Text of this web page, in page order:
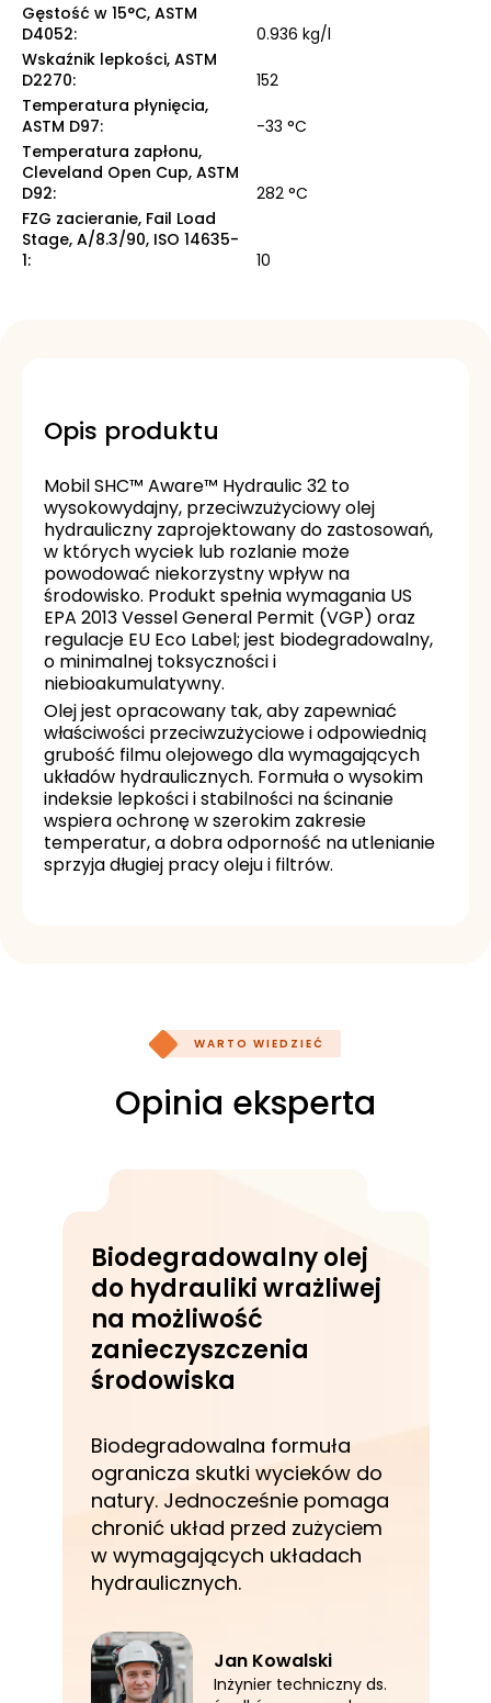
Gęstość w 15°C, ASTM
D4052:
0.936 kg/l
Wskaźnik lepkości, ASTM
D2270:
152
Temperatura płynięcia,
ASTM D97:
-33 °C
Temperatura zapłonu,
Cleveland Open Cup, ASTM
D92:
282 °C
FZG zacieranie, Fail Load
Stage, A/8.3/90, ISO 14635-
1: 10
Opis produktu
Mobil SHC™ Aware™ Hydraulic 32 to
wysokowydajny, przeciwzużyciowy olej
hydrauliczny zaprojektowany do zastosowań,
w których wyciek lub rozlanie może
powodować niekorzystny wpływ na
środowisko. Produkt spełnia wymagania US
EPA 2013 Vessel General Permit (VGP) oraz
regulacje EU Eco Label; jest biodegradowalny,
o minimalnej toksyczności i
niebioakumulatywny.
Olej jest opracowany tak, aby zapewniać
właściwości przeciwzużyciowe i odpowiednią
grubość filmu olejowego dla wymagających
układów hydraulicznych. Formuła o wysokim
indeksie lepkości i stabilności na ścinanie
wspiera ochronę w szerokim zakresie
temperatur, a dobra odporność na utlenianie
sprzyja długiej pracy oleju i filtrów.
WARTO WIEDZIEĆ
Opinia eksperta
Biodegradowalny olej
do hydrauliki wrażliwej
na możliwość
zanieczyszczenia
środowiska
Biodegradowalna formuła
ogranicza skutki wycieków do
natury. Jednocześnie pomaga
chronić układ przed zużyciem
w wymagających układach
hydraulicznych.
Jan Kowalski
Inżynier techniczny ds.